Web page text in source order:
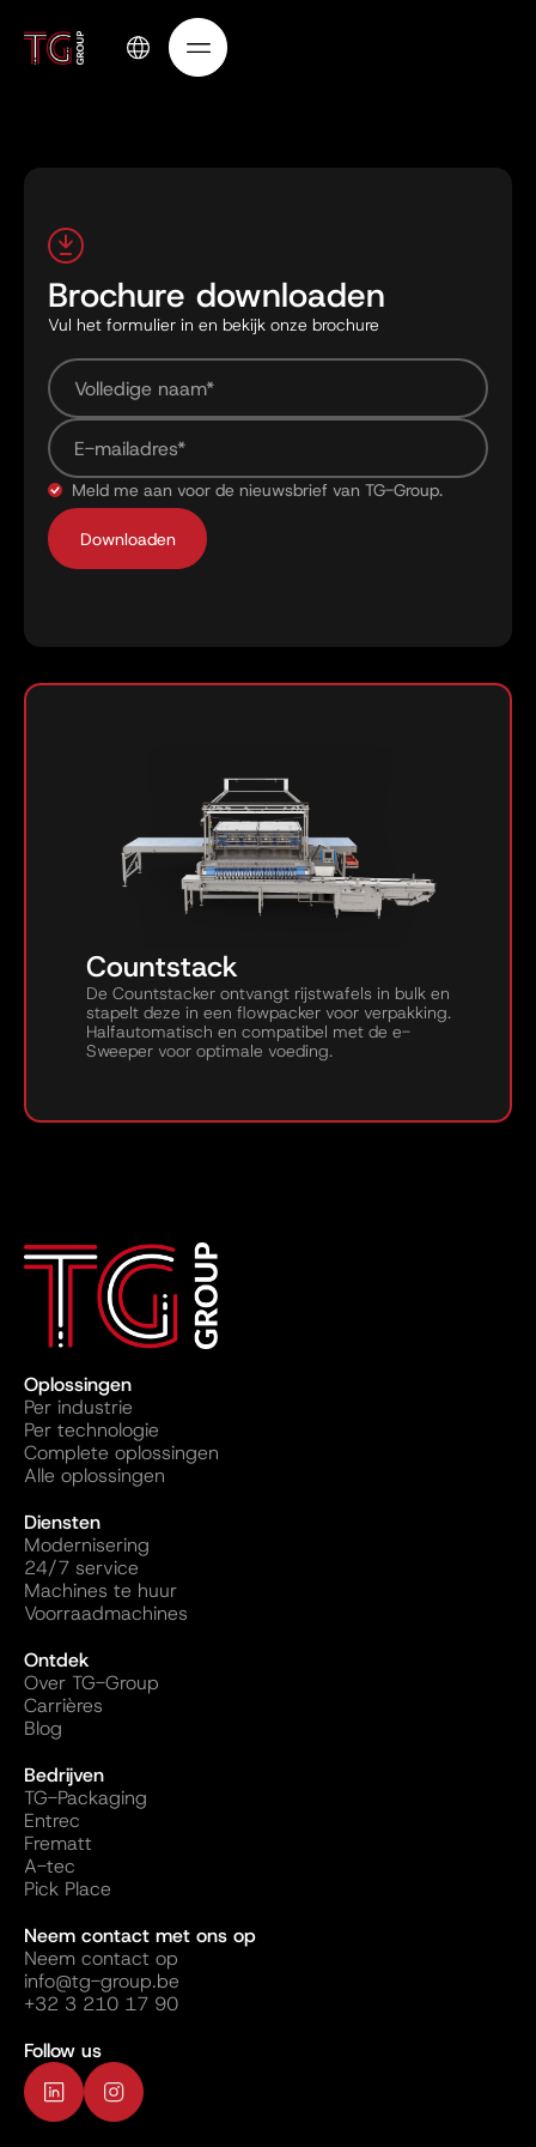
Brochure downloaden
Vul het formulier in en bekijk onze brochure
Meld me aan voor de nieuwsbrief van TG-Group.
Countstack
De Countstacker ontvangt rijstwafels in bulk en
stapelt deze in een flowpacker voor verpakking.
Halfautomatisch en compatibel met de e-
Sweeper voor optimale voeding.
Oplossingen
Per industrie
Per technologie
Complete oplossingen
Alle oplossingen
Diensten
Modernisering
24/7 service
Machines te huur
Voorraadmachines
Ontdek
Over TG-Group
Carrières
Blog
Bedrijven
TG-Packaging
Entrec
Frematt
A-tec
Pick Place
Neem contact met ons op
Neem contact op
info@tg-group.be
+32 3 210 17 90
Follow us